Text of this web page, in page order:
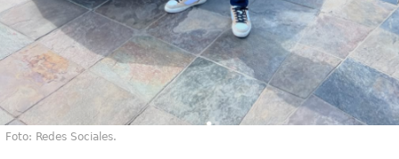
Foto: Redes Sociales.